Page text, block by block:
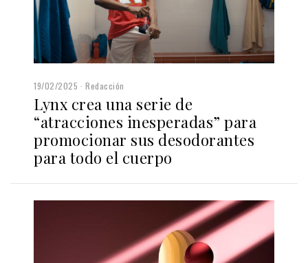
19/02/2025 Redacción
Lynx crea una serie de
“atracciones inesperadas” para
promocionar sus desodorantes
para todo el cuerpo